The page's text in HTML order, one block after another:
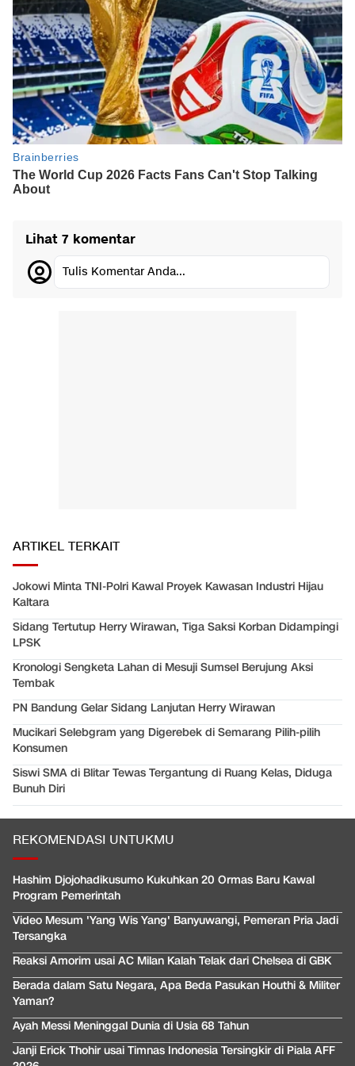
Lihat 7 komentar
Tulis Komentar Anda...
ARTIKEL TERKAIT
Jokowi Minta TNI-Polri Kawal Proyek Kawasan Industri Hijau
Kaltara
Sidang Tertutup Herry Wirawan, Tiga Saksi Korban Didampingi
LPSK
Kronologi Sengketa Lahan di Mesuji Sumsel Berujung Aksi
Tembak
PN Bandung Gelar Sidang Lanjutan Herry Wirawan
Mucikari Selebgram yang Digerebek di Semarang Pilih-pilih
Konsumen
Siswi SMA di Blitar Tewas Tergantung di Ruang Kelas, Diduga
Bunuh Diri
REKOMENDASI UNTUKMU
Hashim Djojohadikusumo Kukuhkan 20 Ormas Baru Kawal
Program Pemerintah
Video Mesum 'Yang Wis Yang' Banyuwangi, Pemeran Pria Jadi
Tersangka
Reaksi Amorim usai AC Milan Kalah Telak dari Chelsea di GBK
Berada dalam Satu Negara, Apa Beda Pasukan Houthi & Militer
Yaman?
Ayah Messi Meninggal Dunia di Usia 68 Tahun
Janji Erick Thohir usai Timnas Indonesia Tersingkir di Piala AFF